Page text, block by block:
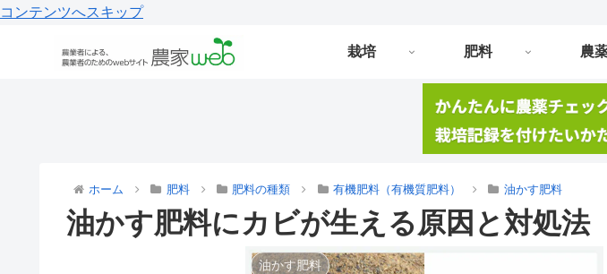
コンテンツへスキップ
栽培 肥料 農
ホーム 肥料 肥料の種類 有機肥料（有機質肥料） 油かす肥料
油かす肥料にカビが生える原因と対処法
油かす肥料